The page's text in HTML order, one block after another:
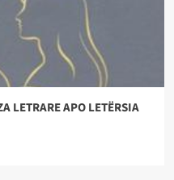
LETRARE APO LETËRSIA